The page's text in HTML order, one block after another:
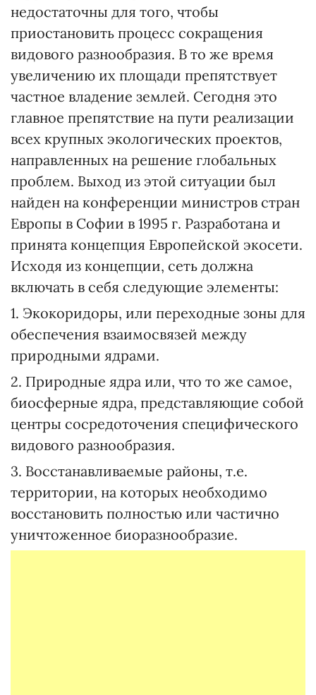
недостаточны для того, чтобы
приостановить процесс сокращения
видового разнообразия. В то же время
увеличению их площади препятствует
частное владение землей. Сегодня это
главное препятствие на пути реализации
всех крупных экологических проектов,
направленных на решение глобальных
проблем. Выход из этой ситуации был
найден на конференции министров стран
Европы в Софии в 1995 г. Разработана и
принята концепция Европейской экосети.
Исходя из концепции, сеть должна
включать в себя следующие элементы:
1. Экокоридоры, или переходные зоны для
обеспечения взаимосвязей между
природными ядрами.
2. Природные ядра или, что то же самое,
биосферные ядра, представляющие собой
центры сосредоточения специфического
видового разнообразия.
3. Восстанавливаемые районы, т.е.
территории, на которых необходимо
восстановить полностью или частично
уничтоженное биоразнообразие.